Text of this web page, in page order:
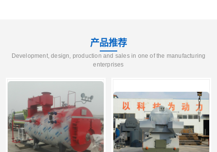
产品推荐
Development, design, production and sales in one of the manufacturing
enterprises